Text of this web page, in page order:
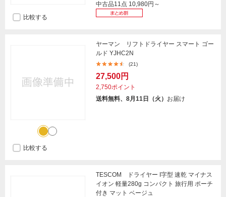
中古品11点 10,980円～
比較する
ヤーマン リフトドライヤー スマート ゴー
ルド YJHC2N
(21)
27,500円
2,750ポイント
送料無料、8月11日（火） お届け
比較する
TESCOM ドライヤー I字型 速乾 マイナス
イオン 軽量280g コンパクト 旅行用 ポーチ
付き マット ベージュ